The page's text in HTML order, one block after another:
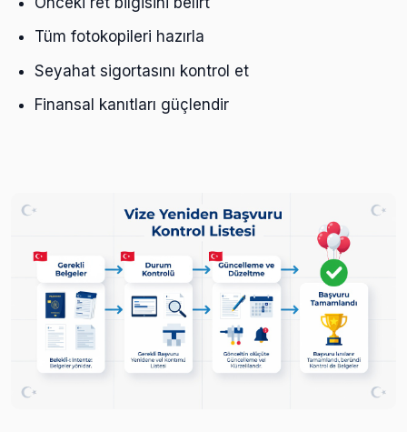
Tüm fotokopileri hazırla
Seyahat sigortasını kontrol et
Finansal kanıtları güçlendir